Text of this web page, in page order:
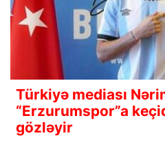
Türkiyə mediası
“Erzurumspor”a
gözləyir